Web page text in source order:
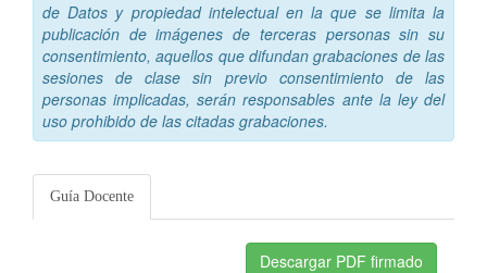
de Datos y propiedad intelectual en la que se limita la
publicación de imágenes de terceras personas sin su
consentimiento, aquellos que difundan grabaciones de las
sesiones de clase sin previo consentimiento de las
personas implicadas, serán responsables ante la ley del
uso prohibido de las citadas grabaciones.
Guía Docente
Descargar PDF firmado